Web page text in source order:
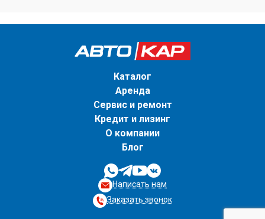
Каталог
Аренда
Сервис и ремонт
Кредит и лизинг
О компании
Блог
Написать нам
Заказать звонок